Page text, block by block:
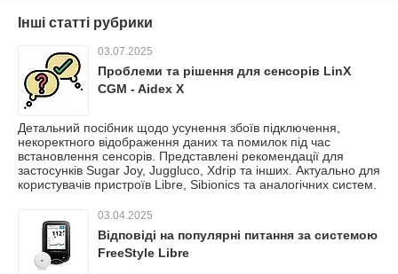
Інші статті рубрики
03.07.2025
Проблеми та рішення для сенсорів LinX
CGM - Aidex X
Детальний посібник щодо усунення збоїв підключення,
некоректного відображення даних та помилок під час
встановлення сенсорів. Представлені рекомендації для
застосунків Sugar Joy, Juggluco, Xdrip та інших. Актуально для
користувачів пристроїв Libre, Sibionics та аналогічних систем.
03.04.2025
Відповіді на популярні питання за системою
FreeStyle Libre